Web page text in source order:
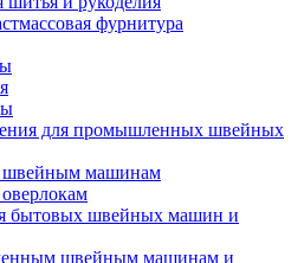
фурнитура
для промышленных швейных
швейным машинам
бытовых швейных машин и
швейным машинам и